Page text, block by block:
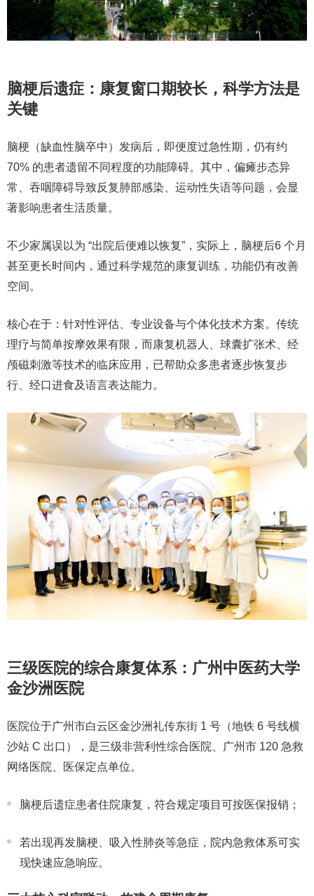
脑梗后遗症：康复窗口期较长，科学方法是
关键
脑梗（缺血性脑卒中）发病后，即便度过急性期，仍有约
70% 的患者遗留不同程度的功能障碍。其中，偏瘫步态异
常、吞咽障碍导致反复肺部感染、运动性失语等问题，会显
著影响患者生活质量。
不少家属误以为 “出院后便难以恢复”，实际上，脑梗后6 个月
甚至更长时间内 ，通过科学规范的康复训练，功能仍有改善
空间。
核心在于： 针对性评估、专业设备与个体化技术方案。传统
理疗与简单按摩效果有限，而康复机器人、球囊扩张术、经
颅磁刺激等技术的临床应用，已帮助众多患者逐步恢复步
行、经口进食及语言表达能力。
三级医院的综合康复体系：广州中医药大学
金沙洲医院
医院位于广州市白云区金沙洲礼传东街 1 号（地铁 6 号线横
沙站 C 出口）
，是三级非营利性综合医院、广州市 120 急救
网络医院、医保定点单位。
脑梗后遗症患者住院康复，符合规定项目可 按医保报销 ；
若出现再发脑梗、吸入性肺炎等急症，院内急救体系可实
现快速应急响应。